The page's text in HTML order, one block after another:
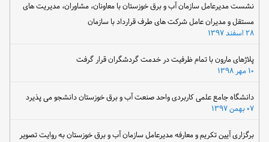
نشست مدیرعامل سازمان آب و برق خوزستان با معاونان، مشاوران، مدیریت های
مستقل و مدیران عامل شرکت های طرف قرارداد با سازمان
۲۸ اسفند ۱۳۹۷
پلاژهای مارون با تمام ظرفیت در خدمت گردشگران قرار گرفت
دانشگاه جامع علمی کاربردی واحد صنعت آب و برق خوزستان دانشجو می پذیرد
۰۷ بهمن ۱۳۹۷
برگزاری آیین تکریم و معارفه مدیرعامل سازمان آب و برق خوزستان به روایت تصویر